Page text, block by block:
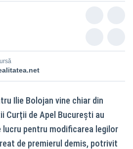
Ilie Bolojan vine chiar din
Curții de Apel București au
pentru modificarea legilor
de premierul demis, potrivit